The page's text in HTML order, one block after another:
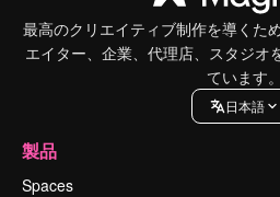
最高のクリエイティブ制作を導くた
エイター、企業、代理店、スタジオ
ています。
日本語
製品
Spaces